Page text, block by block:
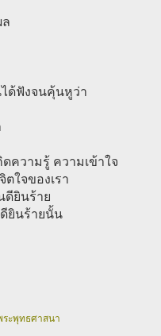
ได้ฟังจนคุ้นหูว่า
ดความรู้ ความเข้าใจ
ใจของเรา
ดียินร้าย
ยินร้ายนั้น
ระพุทธศาสนา